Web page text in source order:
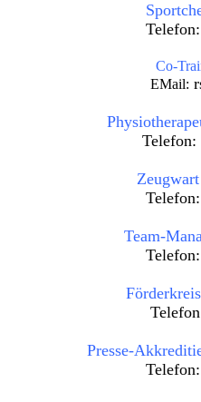
Co-
EMail:
Telefon:
Team-
Presse-